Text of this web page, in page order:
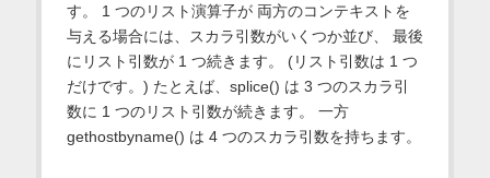
す。 1 つのリスト演算子が 両方のコンテキストを
与える場合には、スカラ引数がいくつか並び、 最後
にリスト引数が 1 つ続きます。 (リスト引数は 1 つ
だけです。) たとえば、splice() は 3 つのスカラ引
数に 1 つのリスト引数が続きます。 一方
gethostbyname() は 4 つのスカラ引数を持ちます。